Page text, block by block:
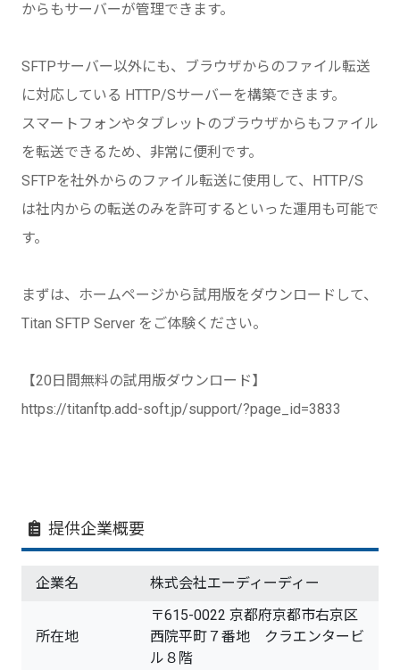
からもサーバーが管理できます。
SFTPサーバー以外にも、ブラウザからのファイル転送
に対応している HTTP/Sサーバーを構築できます。
スマートフォンやタブレットのブラウザからもファイル
を転送できるため、非常に便利です。
SFTPを社外からのファイル転送に使用して、HTTP/S
は社内からの転送のみを許可するといった運用も可能で
す。
まずは、ホームページから試用版をダウンロードして、
Titan SFTP Server をご体験ください。
【20日間無料の試用版ダウンロード】
https://titanftp.add-soft.jp/support/?page_id=3833
提供企業概要
企業名 株式会社エーディーディー
所在地
〒615-0022 京都府京都市右京区
西院平町７番地 クラエンタービ
ル８階